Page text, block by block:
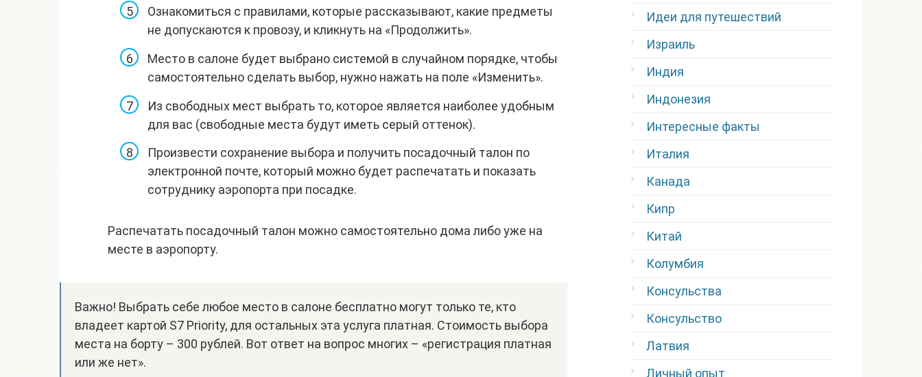
Ознакомиться с правилами, которые рассказывают, какие предметы
не допускаются к провозу, и кликнуть на «Продолжить».
Место в салоне будет выбрано системой в случайном порядке, чтобы
самостоятельно сделать выбор, нужно нажать на поле «Изменить».
Из свободных мест выбрать то, которое является наиболее удобным
для вас (свободные места будут иметь серый оттенок).
Произвести сохранение выбора и получить посадочный талон по
электронной почте, который можно будет распечатать и показать
сотруднику аэропорта при посадке.
Распечатать посадочный талон можно самостоятельно дома либо уже на
месте в аэропорту.
Важно! Выбрать себе любое место в салоне бесплатно могут только те, кто
владеет картой S7 Priority, для остальных эта услуга платная. Стоимость выбора
места на борту – 300 рублей. Вот ответ на вопрос многих – «регистрация платная
или же нет».
Идеи для путешествий
Израиль
Индия
Индонезия
Интересные факты
Италия
Канада
Кипр
Китай
Колумбия
Консульства
Консульство
Латвия
Личный опыт